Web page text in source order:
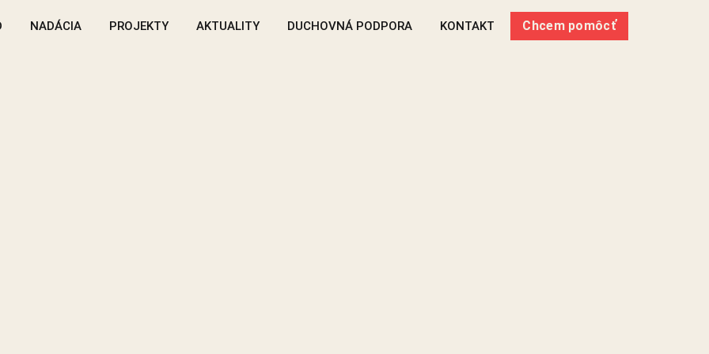
NADÁCIA PROJEKTY AKTUALITY DUCHOVNÁ PODPORA KONTAKT Chcem pomôcť